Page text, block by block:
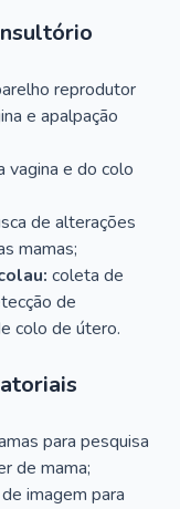
reprodutor
e apalpação
vagina e do colo
de alterações
mamas;
coleta de
de
colo de útero.
para pesquisa
de mama;
imagem para